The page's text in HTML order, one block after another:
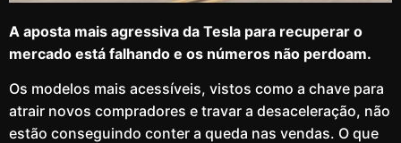
A aposta mais agressiva da Tesla para recuperar o
mercado está falhando e os números não perdoam.
Os modelos mais acessíveis, vistos como a chave para
atrair novos compradores e travar a desaceleração, não
estão conseguindo conter a queda nas vendas. O que